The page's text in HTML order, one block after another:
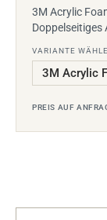
3M Acrylic
VARIANTE
PREIS AUF